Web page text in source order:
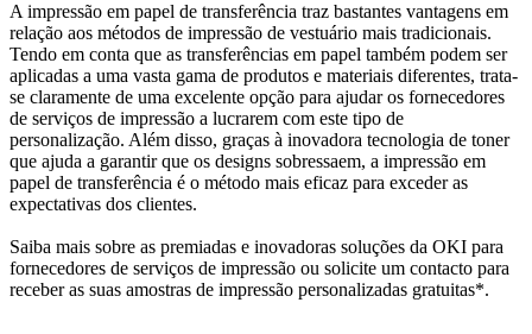
A impressão em papel de transferência traz bastantes vantagens em
relação aos métodos de impressão de vestuário mais tradicionais.
Tendo em conta que as transferências em papel também podem ser
aplicadas a uma vasta gama de produtos e materiais diferentes, trata-
se claramente de uma excelente opção para ajudar os fornecedores
de serviços de impressão a lucrarem com este tipo de
personalização. Além disso, graças à inovadora tecnologia de toner
que ajuda a garantir que os designs sobressaem, a impressão em
papel de transferência é o método mais eficaz para exceder as
expectativas dos clientes.
Saiba mais sobre as premiadas e inovadoras soluções da OKI para
fornecedores de serviços de impressão ou solicite um contacto para
receber as suas amostras de impressão personalizadas gratuitas*.